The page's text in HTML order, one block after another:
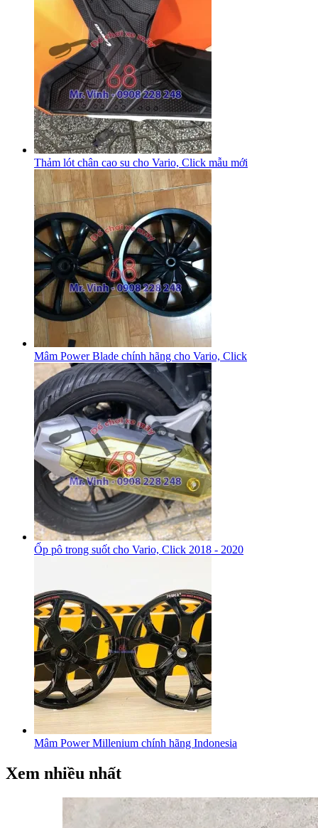
Thảm lót chân cao su cho Vario, Click mẫu mới
Mâm Power Blade chính hãng cho Vario, Click
Ốp pô trong suốt cho Vario, Click 2018 - 2020
Mâm Power Millenium chính hãng Indonesia
Xem nhiều nhất